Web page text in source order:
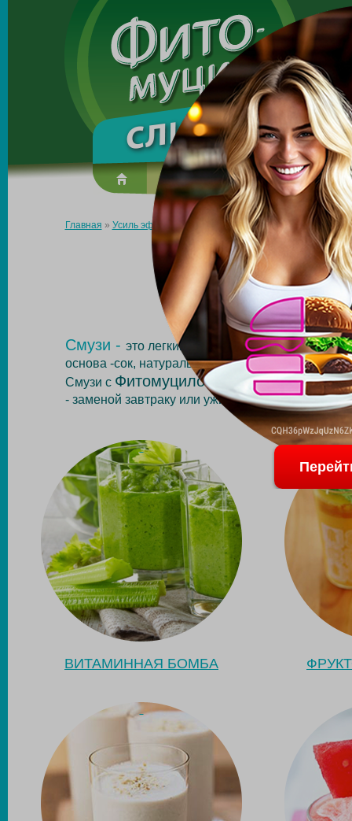
Made in the UK
О препарате Усиль эффект
Главная » Усиль эффект » Смузи
СМУЗИ С
Смузи - это легкий прохладительный
основа -сок, натуральный йогурт или другой
Смузи с Фитомуцилом Слим Смартмогут
- заменой завтраку или ужину.
ВИТАМИННАЯ БОМБА